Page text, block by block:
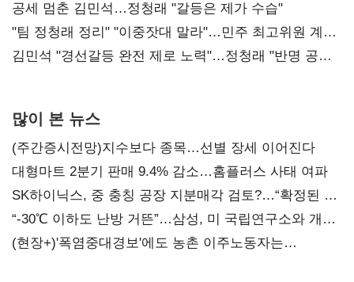
공세 멈춘 김민석…정청래 "갈등은 제가 수습"
"팀 정청래 정리" "이중잣대 말라"…민주 최고위원 계파
다툼 격화
김민석 "경선갈등 완전 제로 노력"…정청래 "반명 공세
많이 본 뉴스
(주간증시전망)지수보다 종목…선별 장세 이어진다
대형마트 2분기 판매 9.4% 감소…홈플러스 사태 여파
SK하이닉스, 중 충칭 공장 지분매각 검토?…“확정된 바
없어”
“-30℃ 이하도 난방 거뜬”…삼성, 미 국립연구소와 개발
협력
(현장+)'폭염중대경보'에도 농촌 이주노동자는